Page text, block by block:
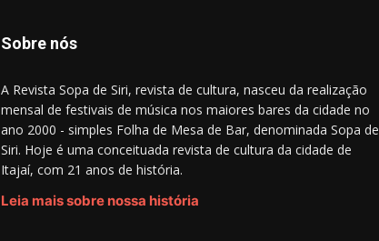
Sobre nós
A Revista Sopa de Siri, revista de cultura, nasceu da realização
mensal de festivais de música nos maiores bares da cidade no
ano 2000 - simples Folha de Mesa de Bar, denominada Sopa de
Siri. Hoje é uma conceituada revista de cultura da cidade de
Itajaí, com 21 anos de história.
Leia mais sobre nossa história